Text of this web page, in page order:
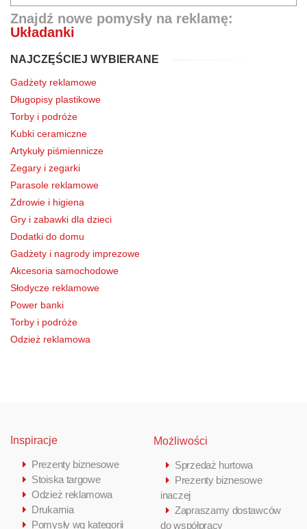
Znajdź nowe pomysły na reklamę:
Układanki
NAJCZĘŚCIEJ WYBIERANE
Gadżety reklamowe
Długopisy plastikowe
Torby i podróże
Kubki ceramiczne
Artykuły piśmiennicze
Zegary i zegarki
Parasole reklamowe
Zdrowie i higiena
Gry i zabawki dla dzieci
Dodatki do domu
Gadżety i nagrody imprezowe
Akcesoria samochodowe
Słodycze reklamowe
Power banki
Torby i podróże
Odzież reklamowa
Inspiracje
Prezenty biznesowe
Stoiska targowe
Odzież reklamowa
Drukarnia
Pomysły wg kategorii
Możliwości
Sprzedaż hurtowa
Prezenty biznesowe
inaczej
Zapraszamy dostawców
do współpracy